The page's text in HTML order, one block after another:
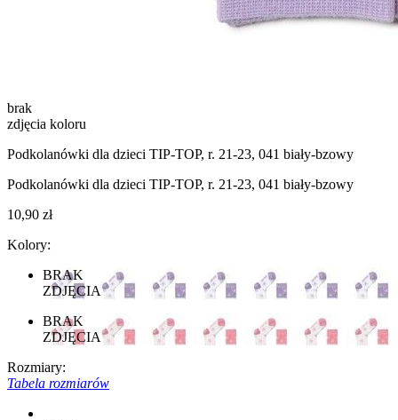
brak
zdjęcia koloru
Podkolanówki dla dzieci TIP-TOP, r. 21-23, 041 biały-bzowy
Podkolanówki dla dzieci TIP-TOP, r. 21-23, 041 biały-bzowy
10,90 zł
Kolory:
BRAK
ZDJĘCIA
BRAK
ZDJĘCIA
Rozmiary:
Tabela rozmiarów